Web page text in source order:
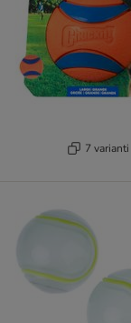
7 varianti